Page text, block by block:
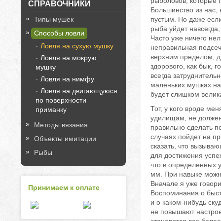
СПРАВОЧНИКИ
Типы мушек
Способы ловли
Ловля на сухую мушку
Ловля на мокрую
мушку
Ловля на нимфу
Ловля на двигающуюся
по поверхности
приманку
Методы вязания
Объекты имитации
Рыбы
Принимаем к оплате
Большинство из нас,
пустым. Но даже
рыба уйдет
Часто уже ничего
неправильная
верхним пределом,
здорового, как бык,
всегда
маленьких мушках
будет слишком
Тот, у кого вроде
удилищам, не должен
правильно сделать
случаях пойдет на
сказать, что
для достижения
что в определенных
мм. При навыке
Вначале я уже
Воспоминания о
и о каком-нибудь
не повышают